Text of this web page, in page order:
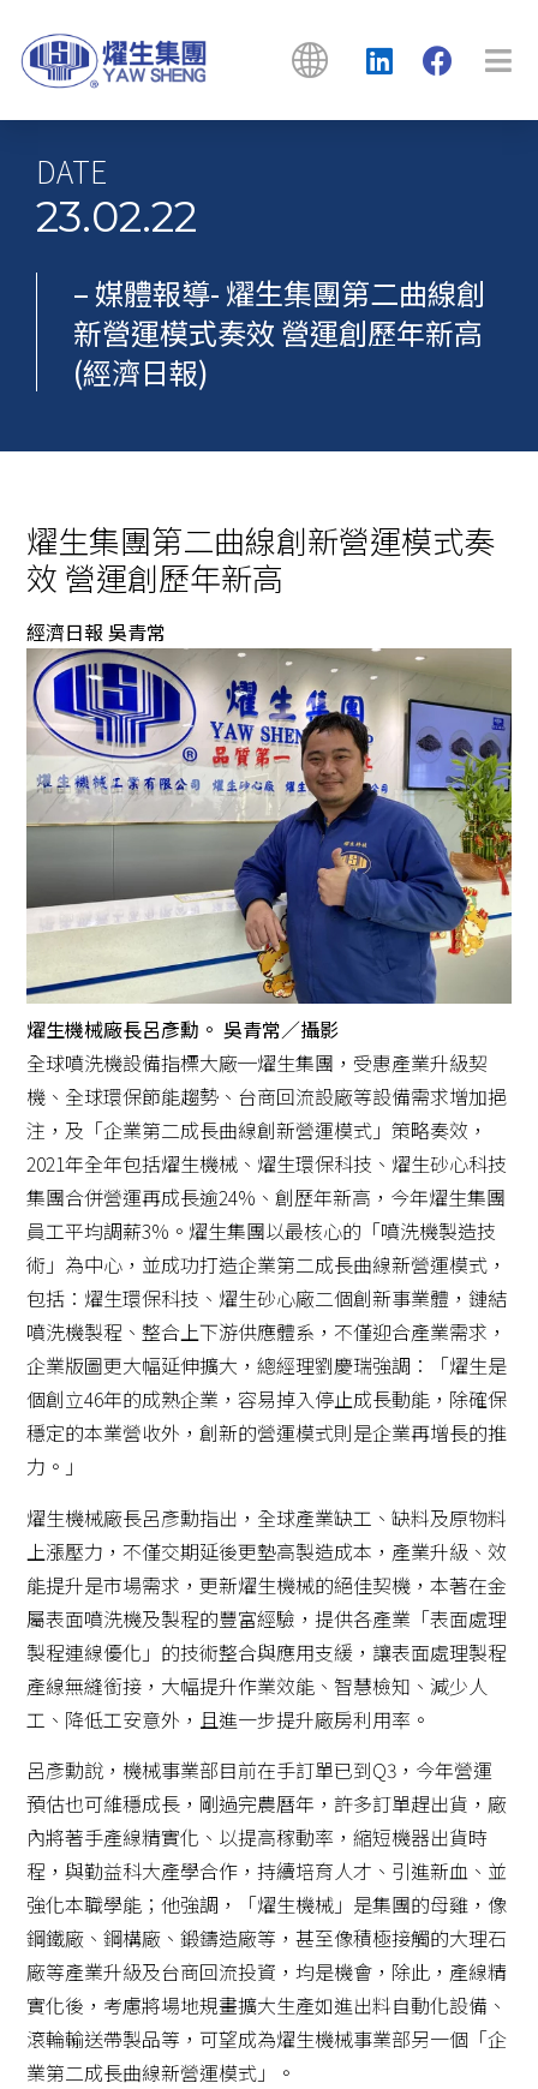
DATE
23.02.22
– 媒體報導- 燿生集團第二曲線創
新營運模式奏效 營運創歷年新高
(經濟日報)
燿生集團第二曲線創新營運模式奏
效 營運創歷年新高
經濟日報 吳青常
燿生機械廠長呂彥勳。 吳青常／攝影
全球噴洗機設備指標大廠─燿生集團，受惠產業升級契
機、全球環保節能趨勢、台商回流設廠等設備需求增加挹
注，及「企業第二成長曲線創新營運模式」策略奏效，
2021年全年包括燿生機械、燿生環保科技、燿生砂心科技
集團合併營運再成長逾24%、創歷年新高，今年燿生集團
員工平均調薪3%。 燿生集團以最核心的「噴洗機製造技
術」為中心，並成功打造企業第二成長曲線新營運模式，
包括：燿生環保科技、燿生砂心廠二個創新事業體，鏈結
噴洗機製程、整合上下游供應體系，不僅迎合產業需求，
企業版圖更大幅延伸擴大，總經理劉慶瑞強調：「燿生是
個創立46年的成熟企業，容易掉入停止成長動能，除確保
穩定的本業營收外，創新的營運模式則是企業再增長的推
力。」
燿生機械廠長呂彥勳指出，全球產業缺工、缺料及原物料
上漲壓力，不僅交期延後更墊高製造成本，產業升級、效
能提升是市場需求，更新燿生機械的絕佳契機，本著在金
屬表面噴洗機及製程的豐富經驗，提供各產業「表面處理
製程連線優化」的技術整合與應用支緩，讓表面處理製程
產線無縫銜接，大幅提升作業效能、智慧檢知、減少人
工、降低工安意外，且進一步提升廠房利用率。
呂彥勳說，機械事業部目前在手訂單已到Q3，今年營運
預估也可維穩成長，剛過完農曆年，許多訂單趕出貨，廠
內將著手產線精實化、以提高稼動率，縮短機器出貨時
程，與勤益科大產學合作，持續培育人才、引進新血、並
強化本職學能；他強調，「燿生機械」是集團的母雞，像
鋼鐵廠、鋼構廠、鍛鑄造廠等，甚至像積極接觸的大理石
廠等產業升級及台商回流投資，均是機會，除此，產線精
實化後，考慮將場地規畫擴大生產如進出料自動化設備、
滾輪輸送帶製品等，可望成為燿生機械事業部另一個「企
業第二成長曲線新營運模式」。